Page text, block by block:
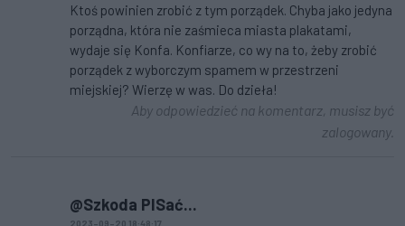
Ktoś powinien zrobić z tym porządek. Chyba jako jedyna
porządna, która nie zaśmieca miasta plakatami,
wydaje się Konfa. Konfiarze, co wy na to, żeby zrobić
porządek z wyborczym spamem w przestrzeni
miejskiej? Wierzę w was. Do dzieła!
Aby odpowiedzieć na komentarz, musisz być
zalogowany.
@Szkoda PISać...
2023-09-20 18:48:17